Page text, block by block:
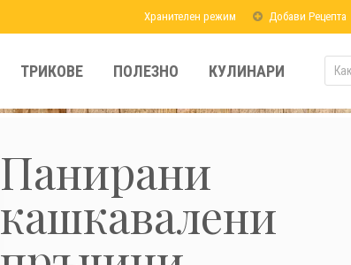
Хранителен режим Добави Рецепта
ТРИКОВЕ ПОЛЕЗНО КУЛИНАРИ
Панирани
кашкавалени